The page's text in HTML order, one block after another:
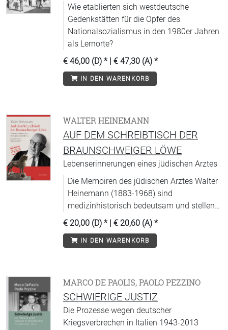
Wie etablierten sich westdeutsche
Gedenkstätten für die Opfer des
Nationalsozialismus in den 1980er Jahren
als Lernorte?
€ 46,00 (D) * | € 47,30 (A) *
IN DEN WARENKORB
WALTER HEINEMANN
AUF DEM SCHREIBTISCH DER
BRAUNSCHWEIGER LÖWE
Lebenserinnerungen eines jüdischen Arztes
Die Memoiren des jüdischen Arztes Walter
Heinemann (1883-1968) sind
medizinhistorisch bedeutsam und stellen
für seine Heimatstadt Braunschweig ein
wertvolles Stück Zeitgeschichte dar.
€ 20,00 (D) * | € 20,60 (A) *
IN DEN WARENKORB
MARCO DE PAOLIS, PAOLO PEZZINO
SCHWIERIGE JUSTIZ
Die Prozesse wegen deutscher
Kriegsverbrechen in Italien 1943-2013